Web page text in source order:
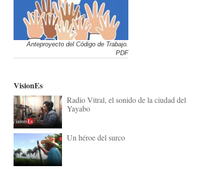
Anteproyecto del Código de Trabajo.
PDF
VisionEs
Radio Vitral, el sonido de la ciudad del
Yayabo
Un héroe del surco